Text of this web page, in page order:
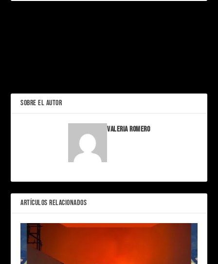
SOBRE EL AUTOR
Valeria Romero
ARTÍCULOS RELACIONADOS